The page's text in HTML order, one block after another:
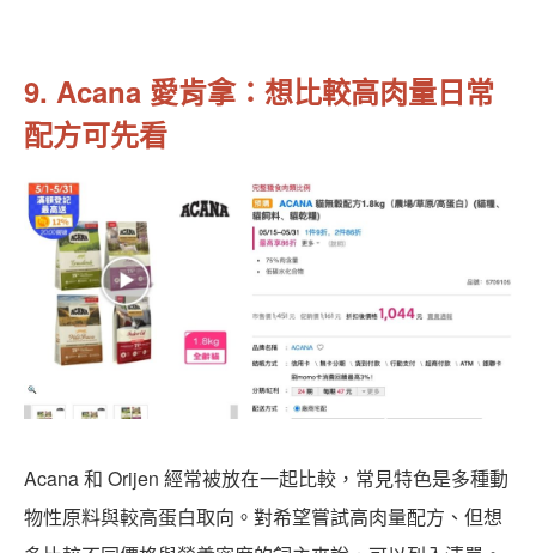
9. Acana 愛肯拿：想比較高肉量日常
配方可先看
Acana 和 Orijen 經常被放在一起比較，常見特色是多種動
物性原料與較高蛋白取向。對希望嘗試高肉量配方、但想